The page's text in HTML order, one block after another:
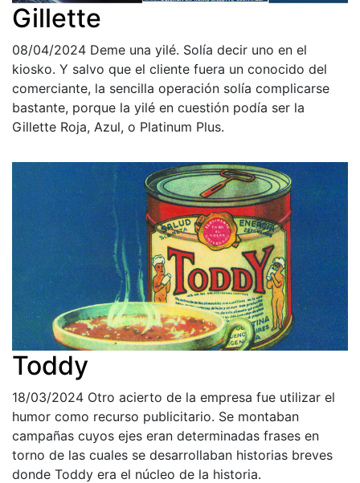
Gillette
08/04/2024 Deme una yilé. Solía decir uno en el
kiosko. Y salvo que el cliente fuera un conocido del
comerciante, la sencilla operación solía complicarse
bastante, porque la yilé en cuestión podía ser la
Gillette Roja, Azul, o Platinum Plus.
Toddy
18/03/2024 Otro acierto de la empresa fue utilizar el
humor como recurso publicitario. Se montaban
campañas cuyos ejes eran determinadas frases en
torno de las cuales se desarrollaban historias breves
donde Toddy era el núcleo de la historia.